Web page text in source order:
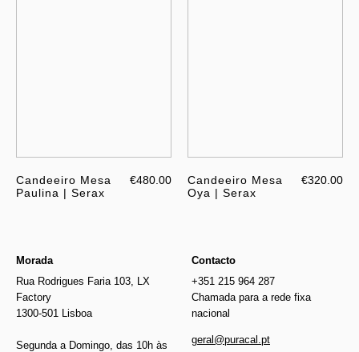
Candeeiro Mesa
Paulina | Serax
€480.00
Candeeiro Mesa
Oya | Serax
€320.00
Morada
Rua Rodrigues Faria 103, LX
Factory
1300-501 Lisboa
Segunda a Domingo, das 10h às
Contacto
+351 215 964 287
Chamada para a rede fixa
nacional
geral@puracal.pt